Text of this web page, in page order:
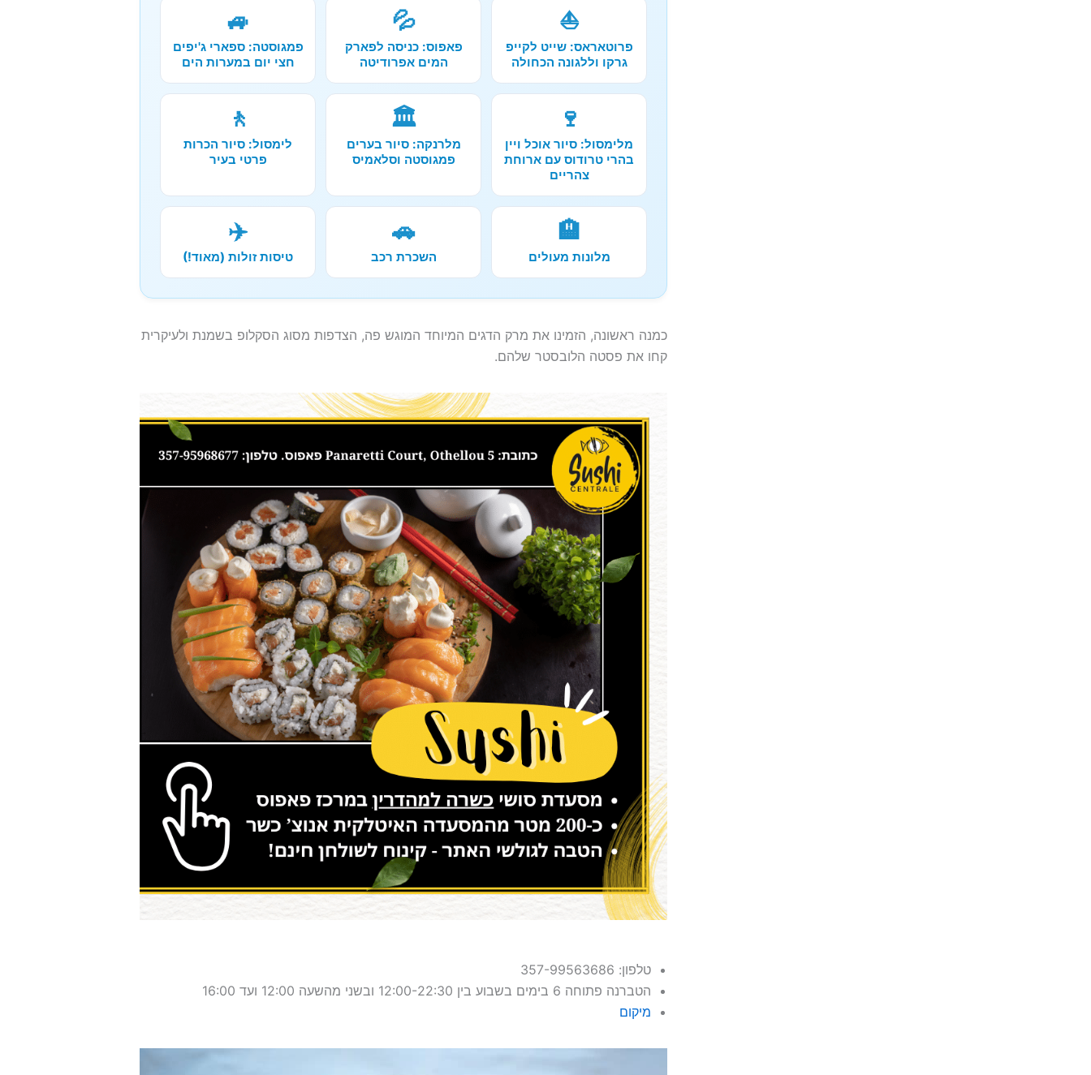
⛵
פרוטאראס: שייט לקייפ
גרקו וללגונה הכחולה
💦
פאפוס: כניסה לפארק
המים אפרודיטה
🚙
פמגוסטה: ספארי ג'יפים
חצי יום במערות הים
🍷
מלימסול: סיור אוכל ויין
בהרי טרודוס עם ארוחת
צהריים
🏛️
מלרנקה: סיור בערים
פמגוסטה וסלאמיס
🚶
לימסול: סיור הכרות
פרטי בעיר
🏨
מלונות מעולים
🚗
השכרת רכב
✈️
טיסות זולות (מאוד!)
כמנה ראשונה, הזמינו את מרק הדגים המיוחד המוגש פה, הצדפות מסוג הסקלופ בשמנת ולעיקרית
קחו את פסטה הלובסטר שלהם.
טלפון: ‎357-99563686
הטברנה פתוחה 6 בימים בשבוע בין 12:00-22:30 ובשני מהשעה 12:00 ועד 16:00
מיקום